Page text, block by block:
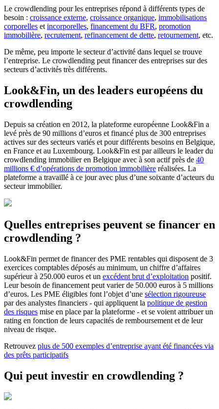
Le crowdlending pour les entreprises répond à différents types de
besoin : croissance externe, croissance organique, immobilisations
corporelles etincorporelles, financement du BFR, promotion
immobilière, recrutement, refinancement de dette, retournement, etc.
De même, peu importe le secteur d’activité dans lequel se trouve
l’entreprise. Le crowdlending peut financer des entreprises sur des
secteurs d’activités très différents.
Look&Fin, un des leaders européens du
crowdlending
Depuis sa création en 2012, la plateforme européenne Look&Fin a
levé près de 90 millions d’euros et financé plus de 300 entreprises
actives sur des secteurs variés et pour différents besoins en Belgique,
en France et au Luxembourg. Look&Fin est par ailleurs le leader du
crowdlending immobilier en Belgique avec à son actif près de 40
millions € d’opérations de promotion immobilière réalisées. La
plateforme a travaillé à ce jour avec plus d’une soixante d’acteurs du
secteur immobilier.
Quelles entreprises peuvent se financer en
crowdlending ?
Look&Fin permet de financer des PME rentables qui disposent de 3
exercices comptables déposés au minimum, un chiffre d’affaires
supérieur à 250.000 euros et un excédent brut d’exploitation positif.
Leur besoin de financement peut varier de 50.000 euros à 5 millions
d’euros. Les PME éligibles font l’objet d’une sélection rigoureuse
par des analystes financiers - qui appliquent la politique de gestion
des risques mise en place par la plateforme - et se voient attribuer un
rating en fonction de leurs capacités de remboursement et de leur
niveau de risque.
Retrouvez plus de 500 exemples d’entreprise ayant été financées via
des prêts participatifs
Qui peut investir en crowdlending ?